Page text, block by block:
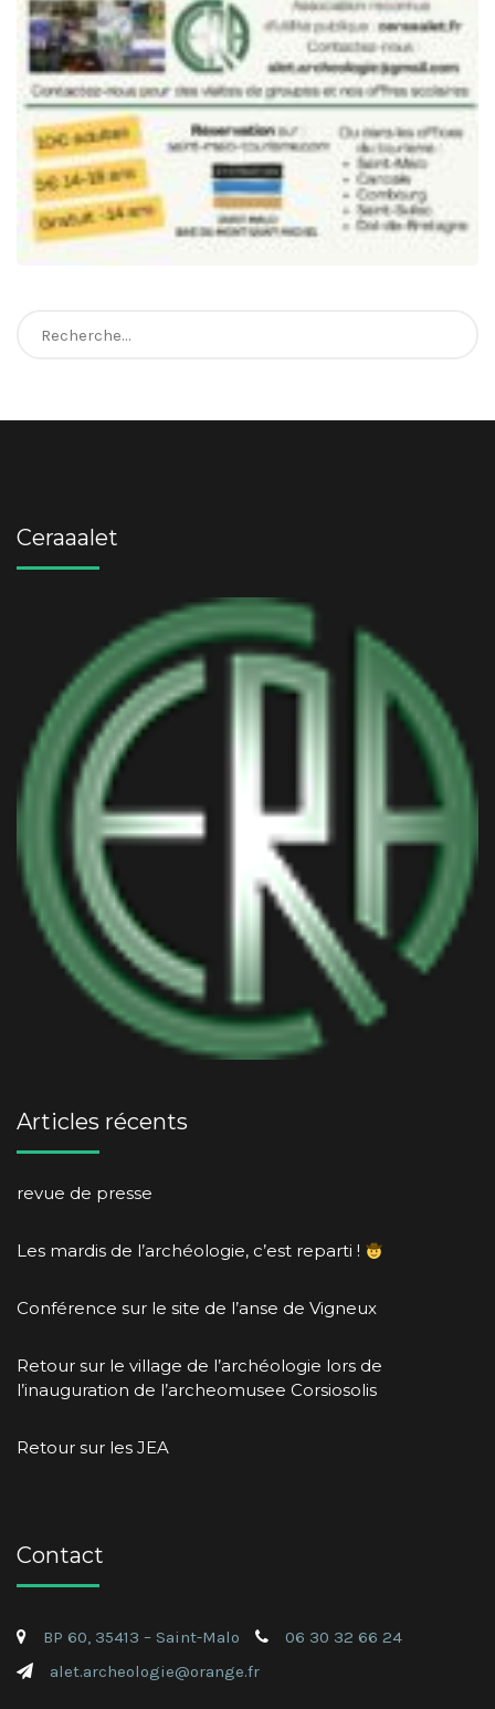
Ceraaalet
Articles récents
revue de presse
Les mardis de l’archéologie, c’est reparti !
Conférence sur le site de l’anse de Vigneux
Retour sur le village de l’archéologie lors de
l’inauguration de l’archeomusee Corsiosolis
Retour sur les JEA
Contact
BP 60, 35413 – Saint-Malo
06 30 32 66 24
alet.archeologie@orange.fr